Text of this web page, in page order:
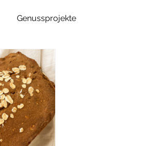
Genussprojekte